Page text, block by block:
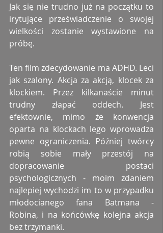
Jak się nie trudno już na początku to
irytujące przeświadczenie o swojej
wielkości zostanie wystawione na
próbę.
Ten film zdecydowanie ma ADHD. Leci
jak szalony. Akcja za akcją, klocek za
klockiem. Przez kilkanaście minut
trudny złapać oddech. Jest
efektownie, mimo że konwencja
oparta na klockach lego wprowadza
pewne ograniczenia. Później twórcy
robią sobie mały przestój na
dopracowanie postaci
psychologicznych - moim zdaniem
najlepiej wychodzi im to w przypadku
młodocianego fana Batmana -
Robina, i na końcówkę kolejna akcja
bez trzymanki.